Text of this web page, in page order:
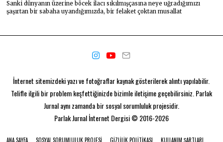
Sanki dünyanın üzerine böcek ilacı sıkılmışçasına neye uğradığımızı
şaşırtan bir sabaha uyandığımızda, bir felaket çoktan musallat
İnternet sitemizdeki yazı ve fotoğraflar kaynak gösterilerek alıntı yapılabilir.
Telifle ilgili bir problem keşfettiğinizde bizimle iletişime geçebilirsiniz. Parlak
Jurnal aynı zamanda birsosyal sorumluluk projesidir.
Parlak Jurnalİnternet Dergisi © 2016-2026
ANA SAYFA SOSYAL SORUMLULUK PROJESI GIZLILIK POLITIKASI KULLANIM ŞARTLARI